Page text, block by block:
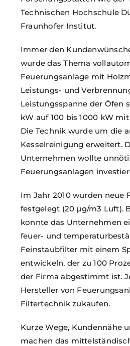
Technischen Hochschule
Fraunhofer Institut.
Immer den
wurde das Thema
Feuerungsanlage mit
Leistungs- und
Leistungsspanne der Öfen
kW auf 100 bis 1000 kW
Die Technik wurde um die
Kesselreinigung erweitert.
Unternehmen wollte
Feuerungsanlagen
Im Jahr 2010 wurden neue
festgelegt (20 µg/m3 Luft).
konnte das Unternehmen
feuer- und
Feinstaubfilter mit einem
entwickeln, der zu 100
der Firma abgestimmt ist.
Hersteller von
Filtertechnik zukaufen.
Kurze Wege, Kundennähe
machen das